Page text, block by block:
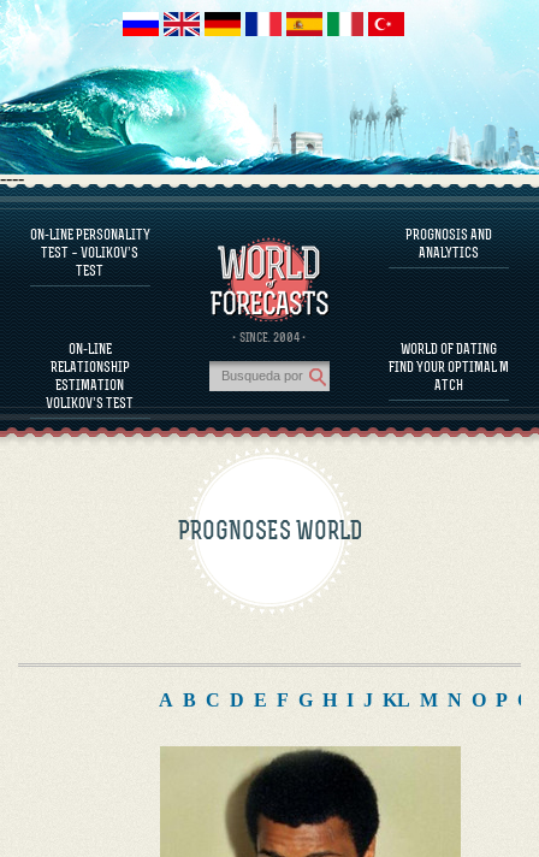
----
ON-LINE PERSONALITY
TEST – VOLIKOV’S
TEST
ON-LINE
RELATIONSHIP
ESTIMATION
VOLIKOV’S TEST
· SINCE. 2004 ·
PROGNOSIS AND
ANALYTICS
WORLD OF DATING
FIND YOUR OPTIMAL M
ATCH
FAQS
DEFINE ONE’S PERSONALITY
FAMOUS PERSONALITIES
FAQS
CALCULATE RELATIONSHIP COMPATIBILITY
PROGNOSIS AND ANALYTICS
PROGNOSES WORLD
A B C D E F G H I J KL M N O P Q